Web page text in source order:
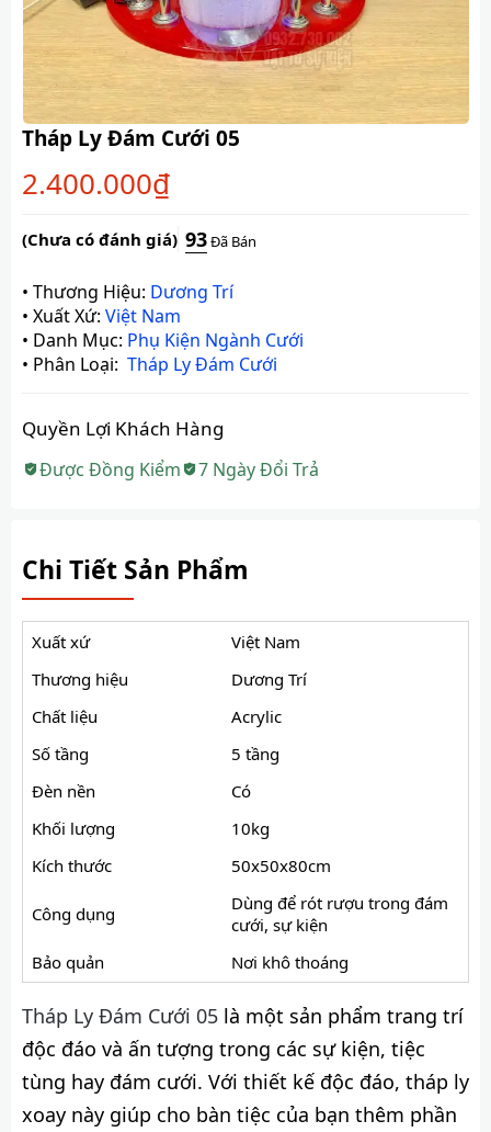
Tháp Ly Đám Cưới 05
(Chưa có đánh giá) 93Đã Bán
2.400.000₫
• Thương Hiệu: Dương Trí
• Xuất Xứ: Việt Nam
• Danh Mục: Phụ Kiện Ngành Cưới
• Phân Loại: Tháp Ly Đám Cưới
Quyền Lợi Khách Hàng
Được Đồng Kiểm 7 Ngày Đổi Trả
Chi Tiết Sản Phẩm
Xuất xứ
Việt Nam
Thương hiệu
Dương Trí
Chất liệu
Acrylic
Số tầng
5 tầng
Đèn nền
Có
Khối lượng
10kg
Kích thước
50x50x80cm
Công dụng
Dùng để rót rượu trong đám
cưới, sự kiện
Bảo quản
Nơi khô thoáng
Tháp Ly Đám Cưới 05 là một sản phẩm trang trí
độc đáo và ấn tượng trong các sự kiện, tiệc
tùng hay đám cưới. Với thiết kế độc đáo, tháp ly
xoay này giúp cho bàn tiệc của bạn thêm phần